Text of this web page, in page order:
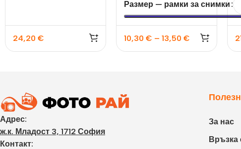
24,20 €
за 10×15 и 13×18
Размер — рамки за снимки
10,30 € – 13,50 €
Адрес:
ж.к. Младост 3, 1712 София
Контакт:
За нас
Връзка